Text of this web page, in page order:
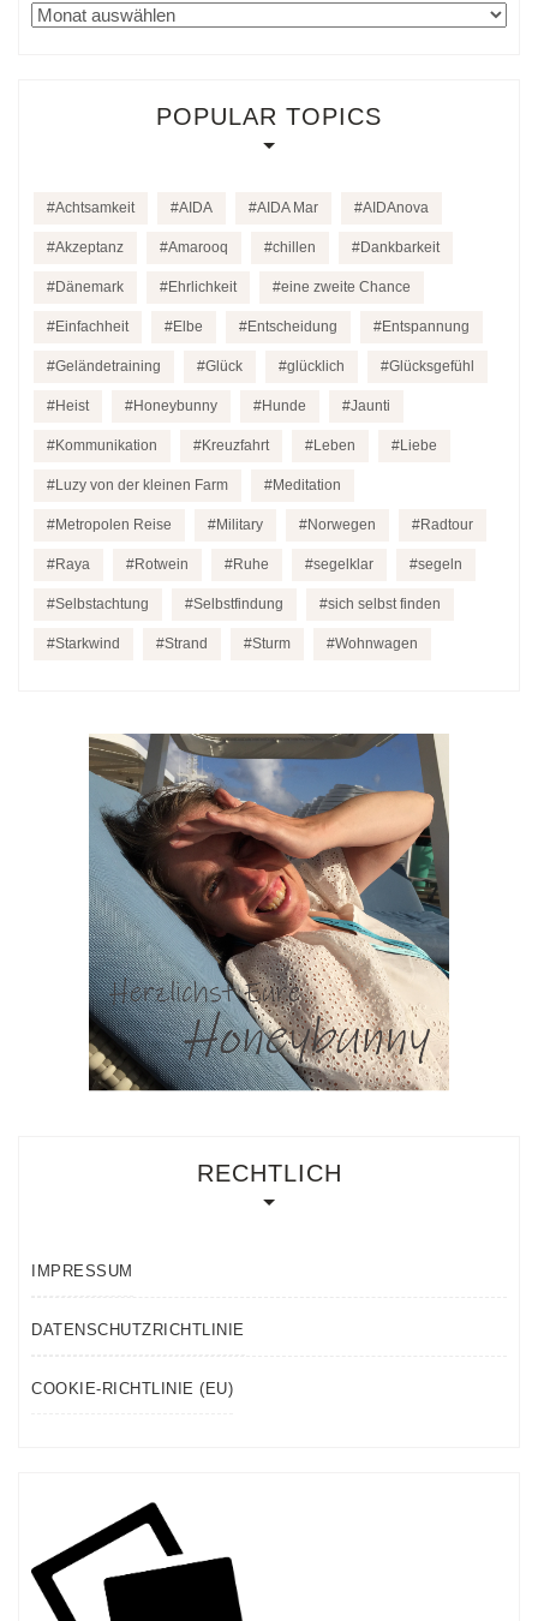
Archiv
POPULAR TOPICS
Achtsamkeit AIDA AIDA Mar AIDAnova
Akzeptanz Amarooq chillen Dankbarkeit
Dänemark Ehrlichkeit eine zweite Chance
Einfachheit Elbe Entscheidung Entspannung
Geländetraining Glück glücklich Glücksgefühl
Heist Honeybunny Hunde Jaunti
Kommunikation Kreuzfahrt Leben Liebe
Luzy von der kleinen Farm Meditation
Metropolen Reise Military Norwegen Radtour
Raya Rotwein Ruhe segelklar segeln
Selbstachtung Selbstfindung sich selbst finden
Starkwind Strand Sturm Wohnwagen
RECHTLICH
IMPRESSUM
DATENSCHUTZRICHTLINIE
COOKIE-RICHTLINIE (EU)